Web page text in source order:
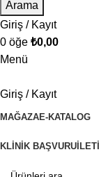
Arama
Giriş / Kayıt
0 öğe ₺0,00
Menü
Giriş / Kayıt
MAĞAZAE-KATALOG
KLINIK BAŞVURU